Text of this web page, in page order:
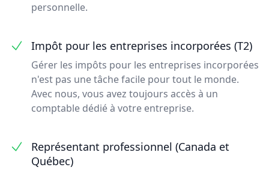
personnelle.
Impôt pour les entreprises incorporées (T2)
Gérer les impôts pour les entreprises incorporées
n'est pas une tâche facile pour tout le monde.
Avec nous, vous avez toujours accès à un
comptable dédié à votre entreprise.
Représentant professionnel (Canada et
Québec)